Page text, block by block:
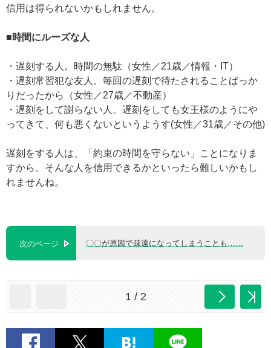
信用は得られないかもしれません。
■時間にルーズな人
・遅刻する人。時間の無駄（女性／21歳／情報・IT）
・遅刻常習犯な友人。毎回の遅刻で待たされることばっか
りだったから（女性／27歳／不動産）
・遅刻をして謝らない人。遅刻をしても女王様のようにや
ってきて、何も悪くないというようす(女性／31歳／その他)
遅刻をする人は、「約束の時間を守らない」ことになりま
すから、そんな人を信用できるかといったら難しいかもし
れませんね。
次のページ 〇〇が原因で疎遠になってしまうことも……
1 / 2